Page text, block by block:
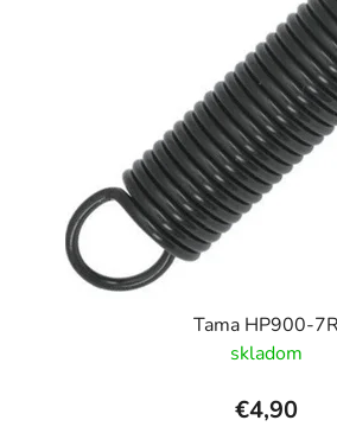
Tama HP900-7R
skladom
€4,90